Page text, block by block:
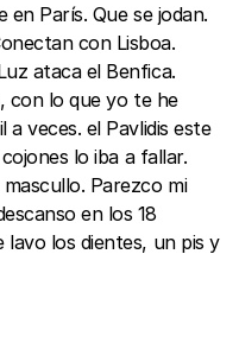
en París. Que se jodan.
con Lisboa.
ataca el Benfica.
con lo que yo te he
veces. el Pavlidis este
lo iba a fallar.
Parezco mi
en los 18
lavo los dientes, un pis y